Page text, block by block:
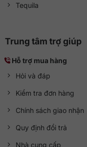
Tequila
Trung tâm trợ giúp
Hỗ trợ mua hàng
Hỏi và đáp
Kiểm tra đơn hàng
Chính sách giao nhận
Quy định đổi trả
Nhà cung cấp